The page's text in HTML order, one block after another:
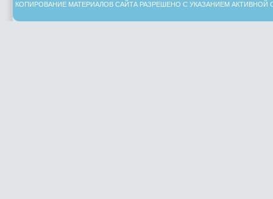
КОПИРОВАНИЕ МАТЕРИАЛОВ САЙТА РАЗРЕШЕНО С УКАЗАНИЕМ АКТИВНОЙ